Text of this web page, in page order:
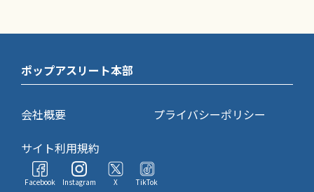
ポップアスリート本部
会社概要
プライバシーポリシー
サイト利用規約
Facebook Instagram X TikTok